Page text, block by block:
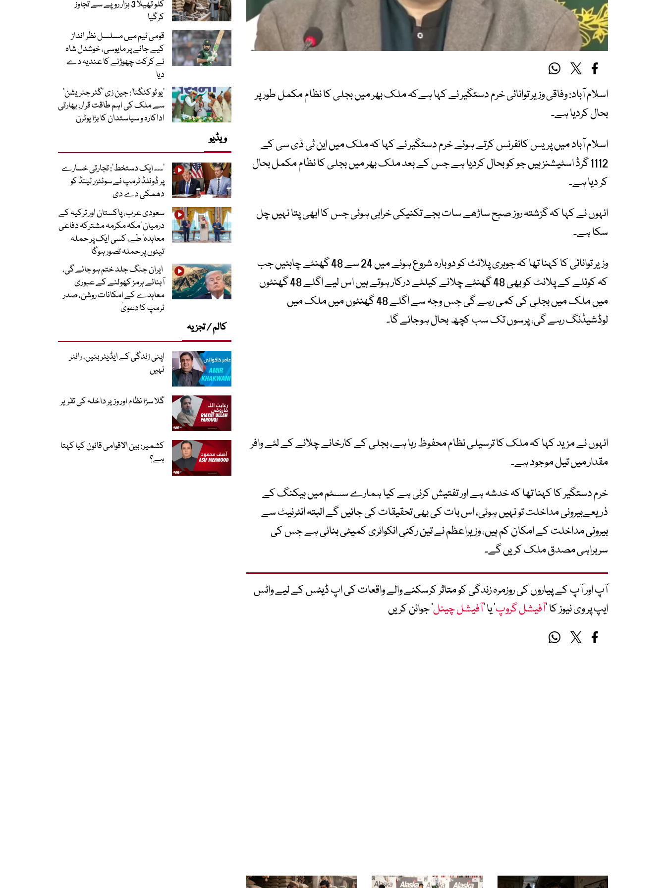
اسلام آباد: وفاقی وزیر توانائی خرم دستگیر نے کہا ہےکہ ملک بھر میں بجلی کا نظام مکمل طور پر
بحال کردیا ہے۔
اسلام آباد میں پریس کانفرنس کرتے ہوئے خرم دستگیر نے کہا کہ ملک میں این ٹی ڈی سی کے
1112 گرڈ اسٹیشنز ہیں جو کو بحال کردیا ہے جس کے بعد ملک بھر میں بجلی کا نظام مکمل بحال
کر دیا ہے۔
انہوں نے کہا کہ گزشتہ روز صبح ساڑھے سات بجے تکنیکی خرابی ہوئی جس کا ابھی پتا نہیں چل
سکا ہے۔
وزیر توانائی کا کہنا تھا کہ جوہری پلانٹ کو دوبارہ شروع ہونے میں 24 سے 48 گھنٹے چاہئیں جب
کہ کوئلے کے پلانٹ کو بھی 48 گھنٹے چلانے کیلئے درکار ہوتے ہیں اس لیے اگلے 48 گھنٹوں
میں ملک میں بجلی کی کمی رہے گی جس وجہ سے اگلے 48 گھنٹوں میں ملک میں
لوڈشیڈنگ رہے گی، پرسوں تک سب کچھ بحال ہوجائے گا۔
انہوں نے مزید کہا کہ ملک کا ترسیلی نظام محفوظ رہا ہے، بجلی کے کارخانے چلانے کے لئے وافر
مقدار میں تیل موجود ہے۔
خرم دستگیر کا کہنا تھا کہ خدشہ ہے اور تفتیش کرنی ہے کیا ہمارے سسٹم میں ہیکنگ کے
ذریعےبیرونی مداخلت تو نہیں ہوئی، اس بات کی بھی تحقیقات کی جائیں گے البتہ انٹرنیٹ سے
بیرونی مداخلت کے امکان کم ہیں، وزیراعظم نے تین رکنی انکوائری کمیٹی بنائی ہے جس کی
سربراہی مصدق ملک کریں گے۔
آپ اور آپ کے پیاروں کی روزمرہ زندگی کو متاثر کرسکنے والے واقعات کی اپ ڈیٹس کے لیے واٹس
ایپ پر وی نیوز کا ’آفیشل گروپ‘ یا ’آفیشل چینل‘ جوائن کریں
کلو تھیلا 3 ہزار روپے سے تجاوز
کرگیا
قومی ٹیم میں مسلسل نظر انداز
کیے جانے پر مایوسی، خوشدل شاہ
نے کرکٹ چھوڑنے کا عندیہ دے
دیا
’یو ٹو کنگنا‘: جین زی ’گٹر جنریشن‘
سے ملک کی اہم طاقت قرار، بھارتی
اداکارہ و سیاستدان کا بڑا یوٹرن
ویڈیو
’۔۔۔ ایک دستخط‘: تجارتی خسارے
پر ڈونلڈ ٹرمپ نے سوئٹزر لینڈ کو
دھمکی دے دی
سعودی عرب، پاکستان اور ترکیہ کے
درمیان ’مکہ مکرمہ مشترکہ دفاعی
معاہدہ‘ طے، کسی ایک پر حملہ
تینوں پر حملہ تصور ہوگا
ایران جنگ جلد ختم ہو جائے گی،
آبنائے ہرمز کھولنے کے عبوری
معاہدے کے امکانات روشن، صدر
ٹرمپ کا دعویٰ
کالم / تجزیہ
اپنی زندگی کے ایڈیٹر بنیں، رائٹر
نہیں
گلا سڑا نظام اور وزیر داخلہ کی تقریر
کشمیر: بین الاقوامی قانون کیا کہتا
ہے؟